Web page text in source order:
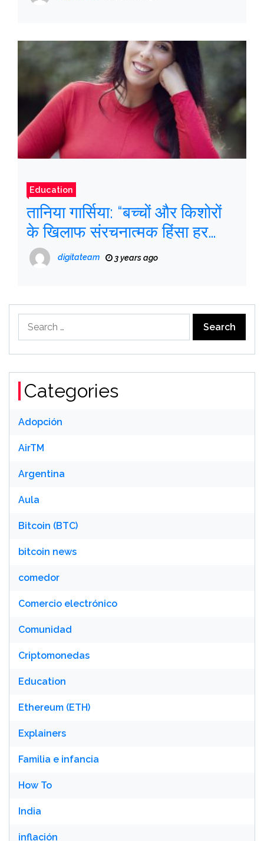
Education
तानिया गार्सिया: “बच्चों और किशोरों
के खिलाफ संरचनात्मक हिंसा हर
जगह है”digitateam 3 years ago
for:
Categories
Adopción
AirTM
Argentina
Aula
Bitcoin (BTC)
bitcoin news
comedor
Comercio electrónico
Comunidad
Criptomonedas
Education
Ethereum (ETH)
Explainers
Familia e infancia
How To
India
inflación